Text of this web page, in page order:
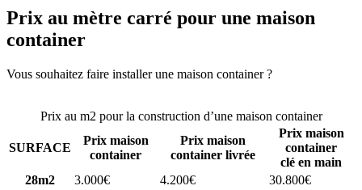
Prix au mètre carré pour une maison
container
Vous souhaitez faire installer une maison container ?
Prix au m2 pour la construction d’une maison container
SURFACE
Prix maison
container
Prix maison
container livrée
Prix maison
container
clé en main
28m2
3.000€ 4.200€
30.800€